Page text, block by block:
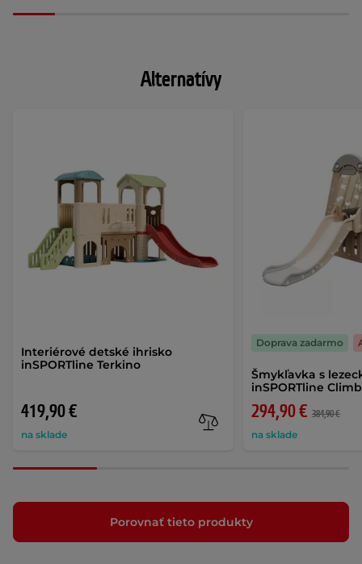
Alternatívy
Interiérové detské ihrisko
inSPORTline Terkino
419,90 €
na sklade
Šmykľavka s
inSPORTline
294,90 € 384,90 €
na sklade
Doprava zadarmo
Porovnať tieto produkty